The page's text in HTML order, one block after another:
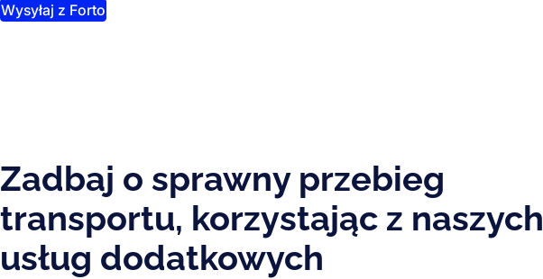
Wysyłaj z Forto
Zadbaj o sprawny przebieg
transportu, korzystając z naszych
usług dodatkowych